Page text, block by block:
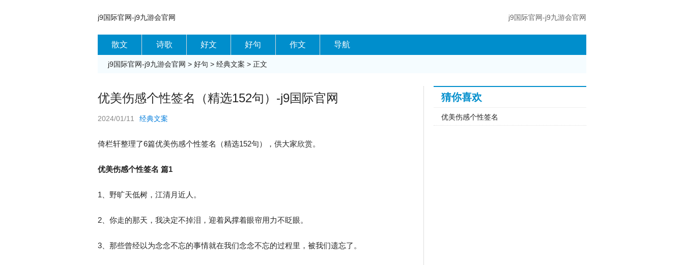
j9国际官网-j9九游会官网 j9国际官网-j9九游会官网
散文 诗歌 好文 好句 作文 导航
j9国际官网-j9九游会官网 > 好句 > 经典文案 > 正文
优美伤感个性签名（精选152句）-j9国际官网
2024/01/11 经典文案
倚栏轩整理了6篇优美伤感个性签名（精选152句），供大家欣赏。
优美伤感个性签名 篇1
1、野旷天低树，江清月近人。
2、你走的那天，我决定不掉泪，迎着风撑着眼帘用力不眨眼。
3、那些曾经以为念念不忘的事情就在我们念念不忘的过程里，被我们遗忘了。
猜你喜欢
优美伤感个性签名